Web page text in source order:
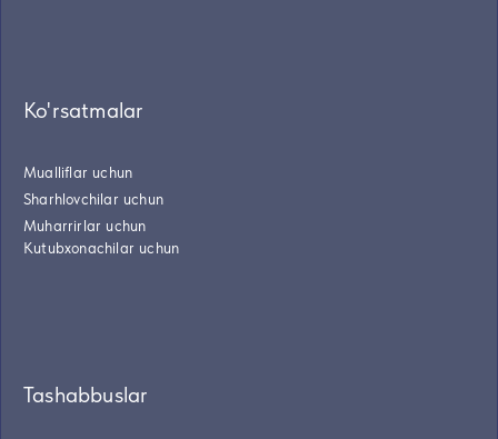
Ko'rsatmalar
Mualliflar uchun
Sharhlovchilar uchun
Muharrirlar uchun
Kutubxonachilar uchun
Tashabbuslar